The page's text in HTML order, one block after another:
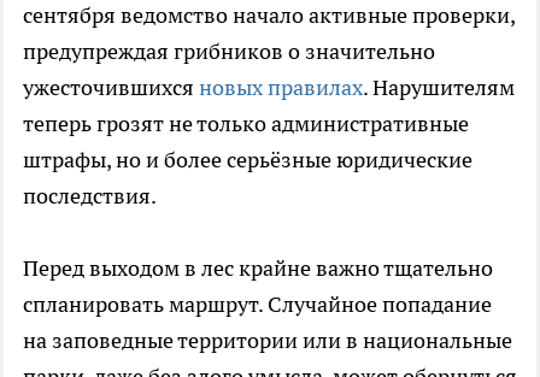
сентября ведомство начало активные проверки,
предупреждая грибников о значительно
ужесточившихся новых правилах. Нарушителям
теперь грозят не только административные
штрафы, но и более серьёзные юридические
последствия.
Перед выходом в лес крайне важно тщательно
спланировать маршрут. Случайное попадание
на заповедные территории или в национальные